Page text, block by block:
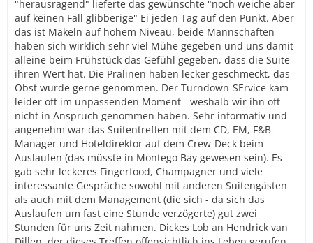
"herausragend" lieferte das gewünschte "noch weiche aber
auf keinen Fall glibberige" Ei jeden Tag auf den Punkt. Aber
das ist Mäkeln auf hohem Niveau, beide Mannschaften
haben sich wirklich sehr viel Mühe gegeben und uns damit
alleine beim Frühstück das Gefühl gegeben, dass die Suite
ihren Wert hat. Die Pralinen haben lecker geschmeckt, das
Obst wurde gerne genommen. Der Turndown-SErvice kam
leider oft im unpassenden Moment - weshalb wir ihn oft
nicht in Anspruch genommen haben. Sehr informativ und
angenehm war das Suitentreffen mit dem CD, EM, F&B-
Manager und Hoteldirektor auf dem Crew-Deck beim
Auslaufen (das müsste in Montego Bay gewesen sein). Es
gab sehr leckeres Fingerfood, Champagner und viele
interessante Gespräche sowohl mit anderen Suitengästen
als auch mit dem Management (die sich - da sich das
Auslaufen um fast eine Stunde verzögerte) gut zwei
Stunden für uns Zeit nahmen. Dickes Lob an Hendrick van